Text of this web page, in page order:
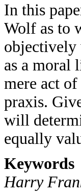
In this
Wolf as to
objectively
as a moral
mere act
praxis.
will
equally
Keywords
Harry